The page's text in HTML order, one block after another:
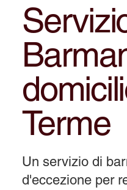
Terme
Un servizio di
d'eccezione per